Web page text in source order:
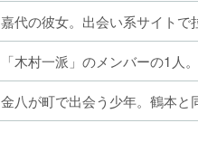
嘉代の彼女。出会い系サイトで
「木村一派」のメンバーの1人。
金八が町で出会う少年。鶴本と